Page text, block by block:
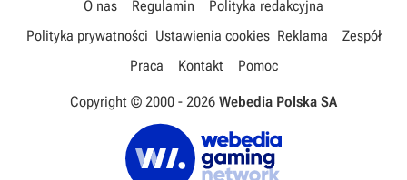
O nas Regulamin
Polityka redakcyjna
Polityka prywatności Ustawienia cookies Reklama
Zespół
Praca
Kontakt Pomoc
Copyright © 2000 - 2026 Webedia Polska SA